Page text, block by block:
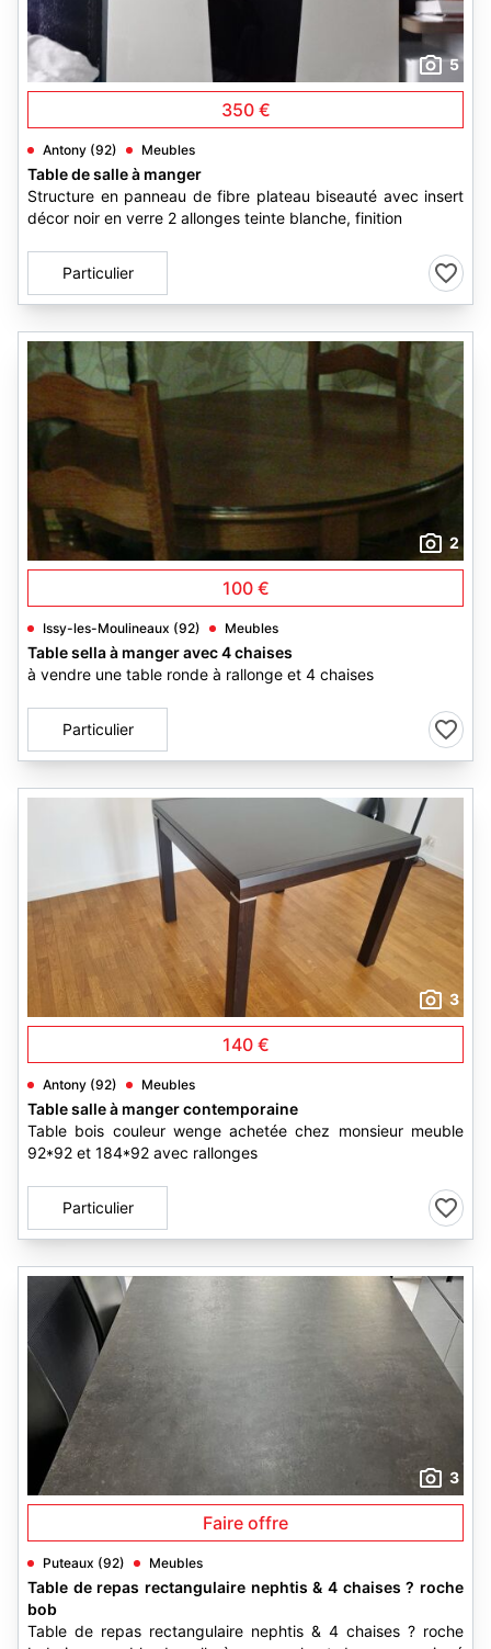
5
350 €
Antony (92) Meubles
Table de salle à manger
Structure en panneau de fibre plateau biseauté avec insert
décor noir en verre 2 allonges teinte blanche, finition
Particulier
2
100 €
Issy-les-Moulineaux (92) Meubles
Table sella à manger avec 4 chaises
à vendre une table ronde à rallonge et 4 chaises
Particulier
3
140 €
Antony (92) Meubles
Table salle à manger contemporaine
Table bois couleur wenge achetée chez monsieur meuble
92*92 et 184*92 avec rallonges
Particulier
3
Faire offre
Puteaux (92) Meubles
Table de repas rectangulaire nephtis & 4 chaises ? roche
bob
Table de repas rectangulaire nephtis & 4 chaises ? roche